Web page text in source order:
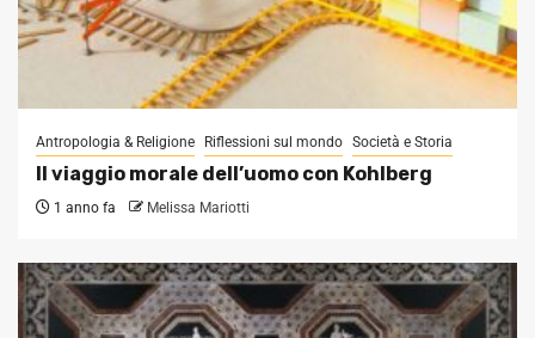
Antropologia & Religione Riflessioni sul mondo Società e Storia
Il viaggio morale dell’uomo con Kohlberg
1 anno fa Melissa Mariotti